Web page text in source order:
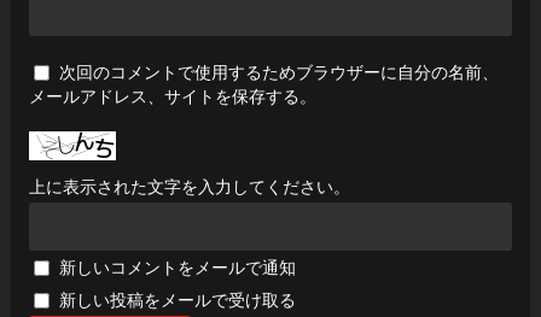
次回のコメントで使用するためブラウザーに自分の名前、
メールアドレス、サイトを保存する。
上に表示された文字を入力してください。
新しいコメントをメールで通知
新しい投稿をメールで受け取る